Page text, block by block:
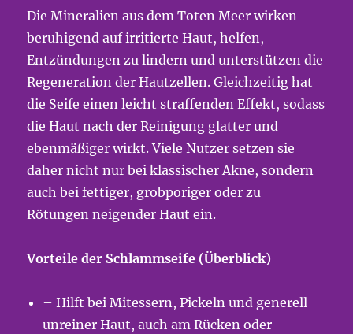
Die Mineralien aus dem Toten Meer wirken
beruhigend auf irritierte Haut, helfen,
Entzündungen zu lindern und unterstützen die
Regeneration der Hautzellen. Gleichzeitig hat
die Seife einen leicht straffenden Effekt, sodass
die Haut nach der Reinigung glatter und
ebenmäßiger wirkt. Viele Nutzer setzen sie
daher nicht nur bei klassischer Akne, sondern
auch bei fettiger, grobporiger oder zu
Rötungen neigender Haut ein.
Vorteile der Schlammseife (Überblick)
– Hilft bei Mitessern, Pickeln und generell
unreiner Haut, auch am Rücken oder